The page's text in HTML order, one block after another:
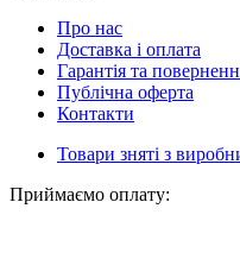
Про нас
Доставка і оплата
Гарантія та
Публічна оферта
Контакти
Товари зняті з
Приймаємо оплату: